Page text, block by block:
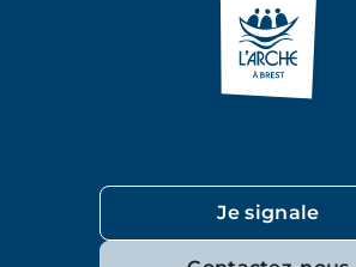
Je signale